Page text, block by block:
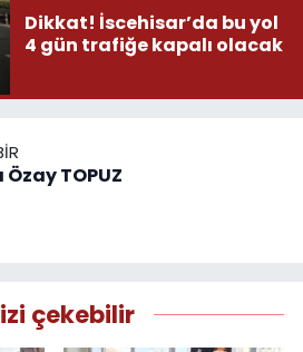
Dikkat! İscehisar’da bu yol
4 gün trafiğe kapalı olacak
Özay TOPUZ
çekebilir